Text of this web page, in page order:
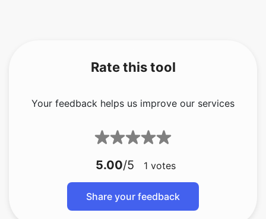
Rate this tool
Your feedback helps us improve our services
5.00/5 1 votes
Share your feedback